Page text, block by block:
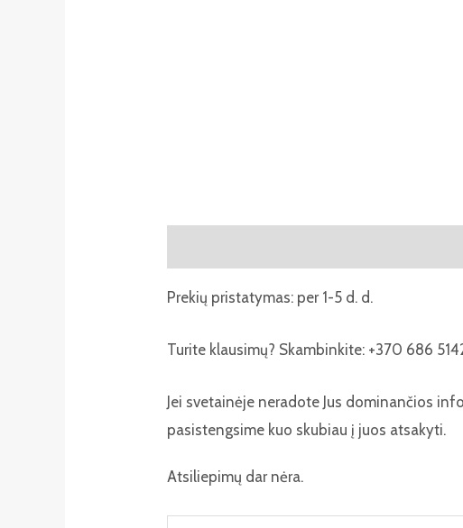
Prekių pristatymas: per 1-5 d. d.
Turite klausimų? Skambinkite: +370 686
Jei svetainėje neradote Jus dominančios
pasistengsime kuo skubiau į juos atsakyti.
Atsiliepimų dar nėra.